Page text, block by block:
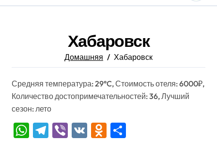
Хабаровск
Домашняя Хабаровск
Средняя температура: 29°C, Стоимость отеля: 6000₽,
Количество достопримечательностей: 36, Лучший
сезон: лето
WhatsApp
Telegram
Viber
VK Odnoklassniki